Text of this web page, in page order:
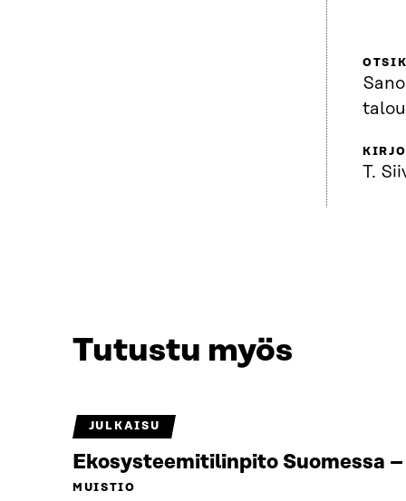
T.
Tutustu myös
JULKAISU
Ekosysteemitilinpito Suomessa
MUISTIO